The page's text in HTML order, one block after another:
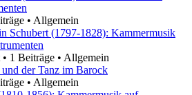
• Allgemein
Schubert (1797-1828): Kammermusik
• 1 Beiträge • Allgemein
der Tanz im Barock
• Allgemein